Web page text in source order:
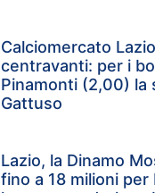
Calciomercato
centravanti: per i
Pinamonti (2,00) la
Gattuso
Lazio, la Dinamo
fino a 18 milioni per